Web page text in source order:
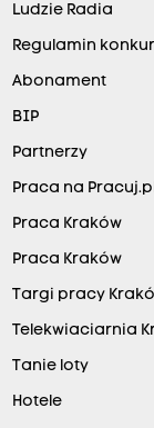
Ludzie Radia
Regulamin
Abonament
BIP
Partnerzy
Praca na
Praca Kraków
Praca Kraków
Targi pracy
Telekwiaciarnia
Tanie loty
Hotele